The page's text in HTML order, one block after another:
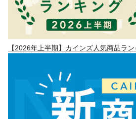
【2026年上半期】カインズ人気商品ラ